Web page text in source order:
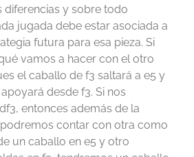
diferencias y sobre todo
jugada debe estar asociada a
futura para esa pieza. Si
vamos a hacer con el otro
el caballo de f3 saltará a e5 y
desde f3. Si nos
entonces además de la
contar con otra como
un caballo en e5 y otro